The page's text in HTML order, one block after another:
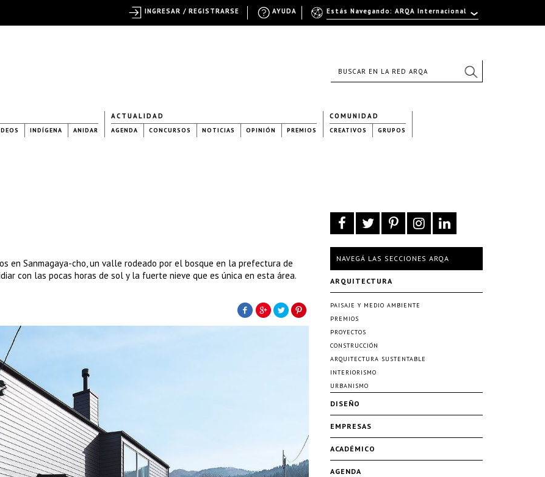
INDÍGENA ANIDAR
ACTUALIDAD
AGENDA CONCURSOS NOTICIAS OPINIÓN PREMIOS
COMUNIDAD
CREATIVOS GRUPOS
en Sanmagaya-cho, un valle rodeado por el bosque en la prefectura de
con las pocas horas de sol y la fuerte nieve que es única en esta área.
NAVEGÁ LAS SECCIONES ARQA
ARQUITECTURA
PAISAJE Y MEDIO AMBIENTE
PREMIOS
PROYECTOS
CONSTRUCCIÓN
ARQUITECTURA SUSTENTABLE
INTERIORISMO
URBANISMO
DISEÑO
EMPRESAS
ACADÉMICO
AGENDA
Estás Navegando: ARQA Internacional
AYUDA
INGRESAR / REGISTRARSE